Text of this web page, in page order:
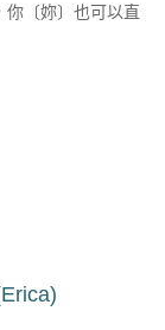
你〔妳〕也可以直